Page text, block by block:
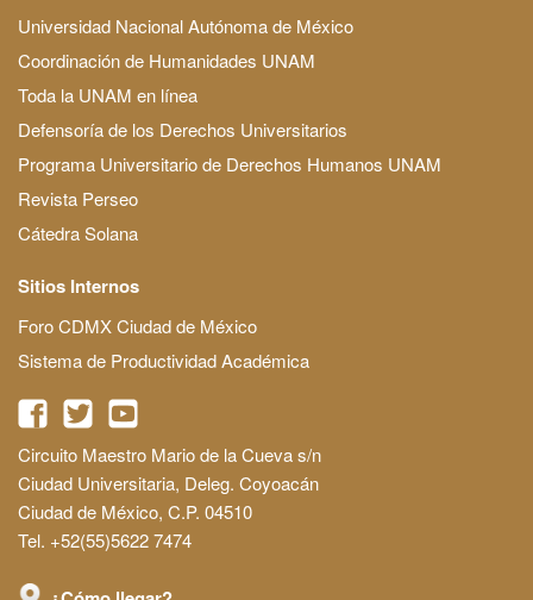
Universidad Nacional Autónoma de México
Coordinación de Humanidades UNAM
Toda la UNAM en línea
Defensoría de los Derechos Universitarios
Programa Universitario de Derechos Humanos UNAM
Revista Perseo
Cátedra Solana
Sitios Internos
Foro CDMX Ciudad de México
Sistema de Productividad Académica
Circuito Maestro Mario de la Cueva s/n
Ciudad Universitaria, Deleg. Coyoacán
Ciudad de México, C.P. 04510
Tel. +52(55)5622 7474